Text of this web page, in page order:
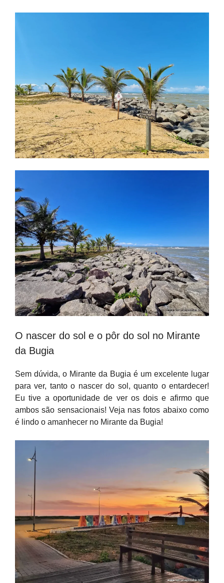
O nascer do sol e o pôr do sol no Mirante
da Bugia
Sem dúvida, o Mirante da Bugia é um excelente lugar
para ver, tanto o nascer do sol, quanto o entardecer!
Eu tive a oportunidade de ver os dois e afirmo que
ambos são sensacionais! Veja nas fotos abaixo como
é lindo o amanhecer no Mirante da Bugia!